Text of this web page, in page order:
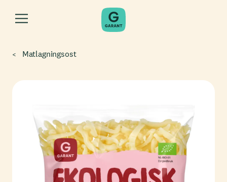
Matlagningsost